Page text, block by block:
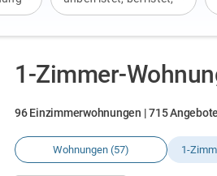
1-Zimmer-
96 Einzimmerwohnungen | 715
Wohnungen (57) 1-